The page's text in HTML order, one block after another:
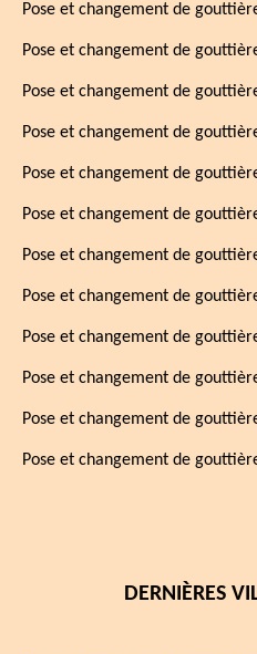
Pose et changement de
Pose et changement de
Pose et changement de
Pose et changement de
Pose et changement de
Pose et changement de
Pose et changement de
Pose et changement de
Pose et changement de
Pose et changement de
Pose et changement de
Pose et changement de
DERNIÈRES